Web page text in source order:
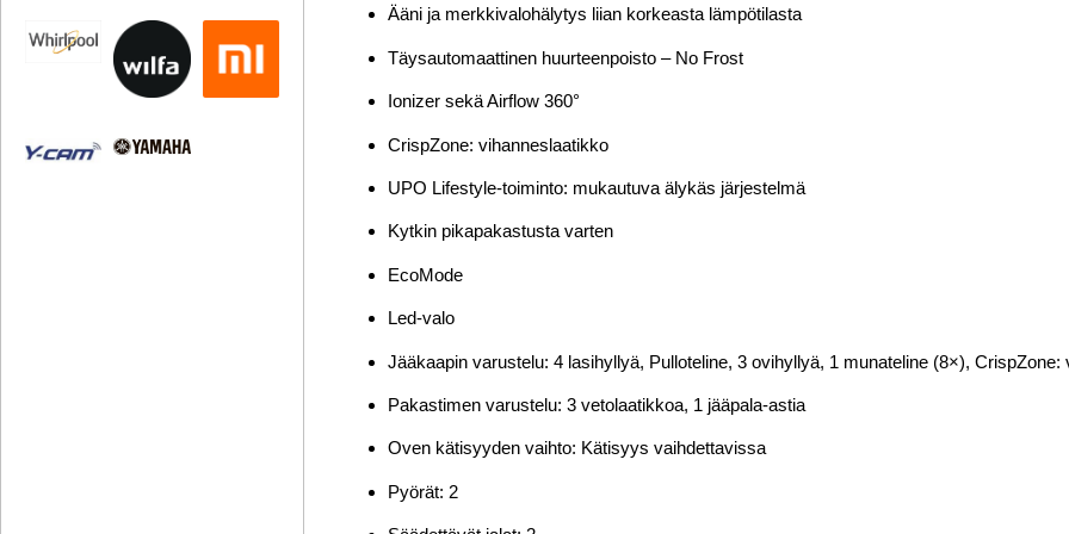
Ääni ja merkkivalohälytys liian korkeasta lämpötilasta
Täysautomaattinen huurteenpoisto – No Frost
Ionizer sekä Airflow 360°
CrispZone: vihanneslaatikko
UPO Lifestyle-toiminto: mukautuva älykäs järjestelmä
Kytkin pikapakastusta varten
EcoMode
Led-valo
Jääkaapin varustelu: 4 lasihyllyä, Pulloteline, 3 ovihyllyä, 1 munateline (8×), CrispZone:
Pakastimen varustelu: 3 vetolaatikkoa, 1 jääpala-astia
Oven kätisyyden vaihto: Kätisyys vaihdettavissa
Pyörät: 2